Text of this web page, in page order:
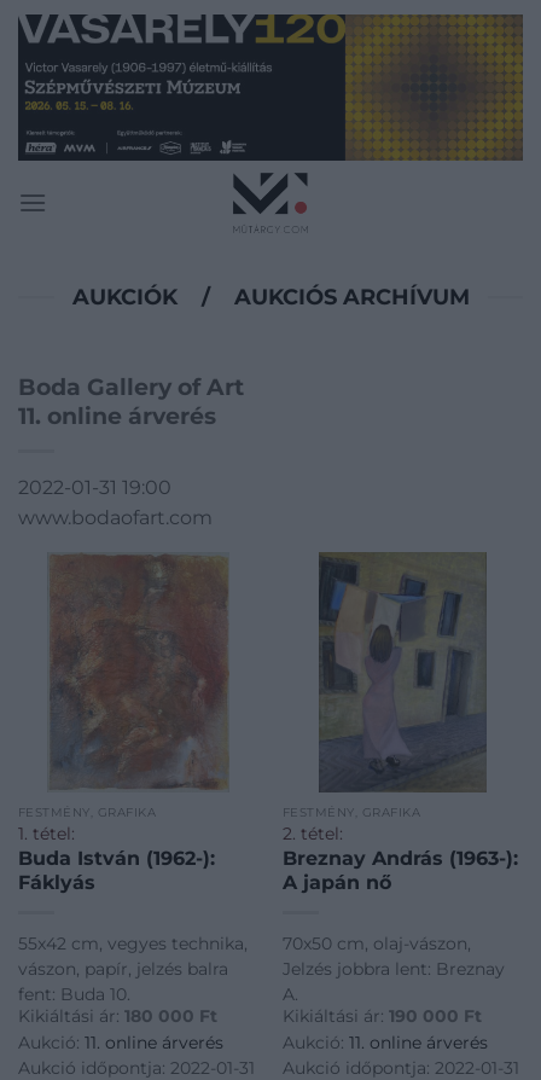
Skip
content
AUKCIÓK / AUKCIÓS ARCHÍVUM
Boda Gallery of Art
11. online árverés
2022-01-31 19:00
www.bodaofart.com
FESTMÉNY, GRAFIKA
1. tétel:
Buda István (1962-):
Fáklyás
55x42 cm, vegyes technika,
vászon, papír, jelzés balra
fent: Buda 10.
Kikiáltási ár: 180 000 Ft
Aukció: 11. online árverés
Aukció időpontja: 2022-01-31
FESTMÉNY, GRAFIKA
2. tétel:
Breznay András (1963-):
A japán nő
70x50 cm, olaj-vászon,
Jelzés jobbra lent: Breznay
A.
Kikiáltási ár: 190 000 Ft
Aukció: 11. online árverés
Aukció időpontja: 2022-01-31